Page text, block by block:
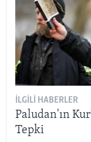
İLGILI HABERLER
Paludan'ın
Tepki